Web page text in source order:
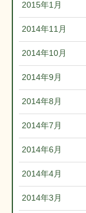
2015年1月
2014年11月
2014年10月
2014年9月
2014年8月
2014年7月
2014年6月
2014年4月
2014年3月